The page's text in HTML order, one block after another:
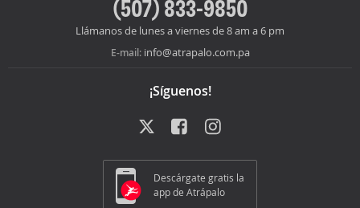
(507) 833-9850
Llámanos de lunes a viernes de 8 am a 6 pm
E-mail: info@atrapalo.com.pa
¡Síguenos!
Descárgate gratis la
app de Atrápalo